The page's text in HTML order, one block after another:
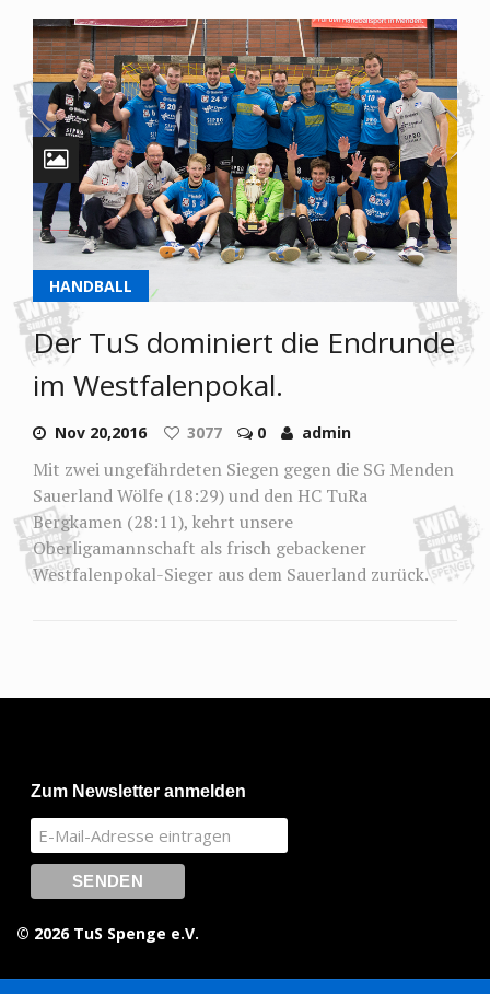
HANDBALL
Der TuS dominiert die Endrunde
im Westfalenpokal.
Nov 20,2016 3077 0 admin
Mit zwei ungefährdeten Siegen gegen die SG Menden
Sauerland Wölfe (18:29) und den HC TuRa
Bergkamen (28:11), kehrt unsere
Oberligamannschaft als frisch gebackener
Westfalenpokal-Sieger aus dem Sauerland zurück.
Zum Newsletter anmelden
© 2026 TuS Spenge e.V.